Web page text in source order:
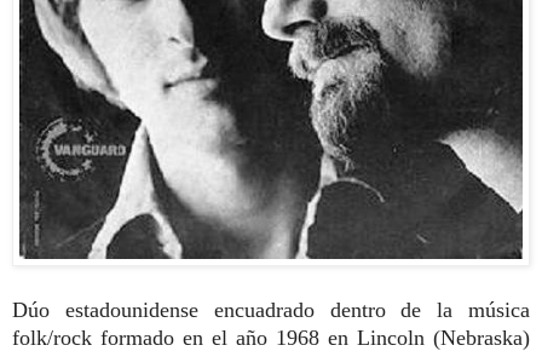
Dúo estadounidense encuadrado dentro de la música
folk/rock formado en el año 1968 en Lincoln (Nebraska)